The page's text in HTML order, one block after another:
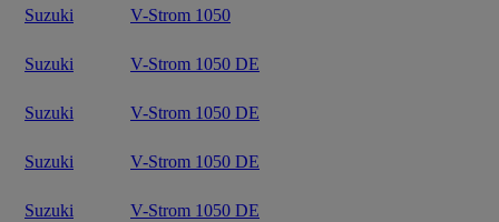
Suzuki V-Strom 1050
Suzuki V-Strom 1050 DE
Suzuki V-Strom 1050 DE
Suzuki V-Strom 1050 DE
Suzuki V-Strom 1050 DE